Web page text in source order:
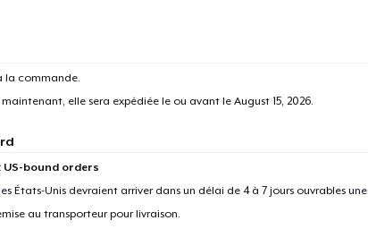
la commande.
elle sera expédiée le ou avant le August 15, 2026.
US-bound orders
États-Unis devraient arriver dans un délai de 4 à 7 jours ouvrables une
au transporteur pour livraison.